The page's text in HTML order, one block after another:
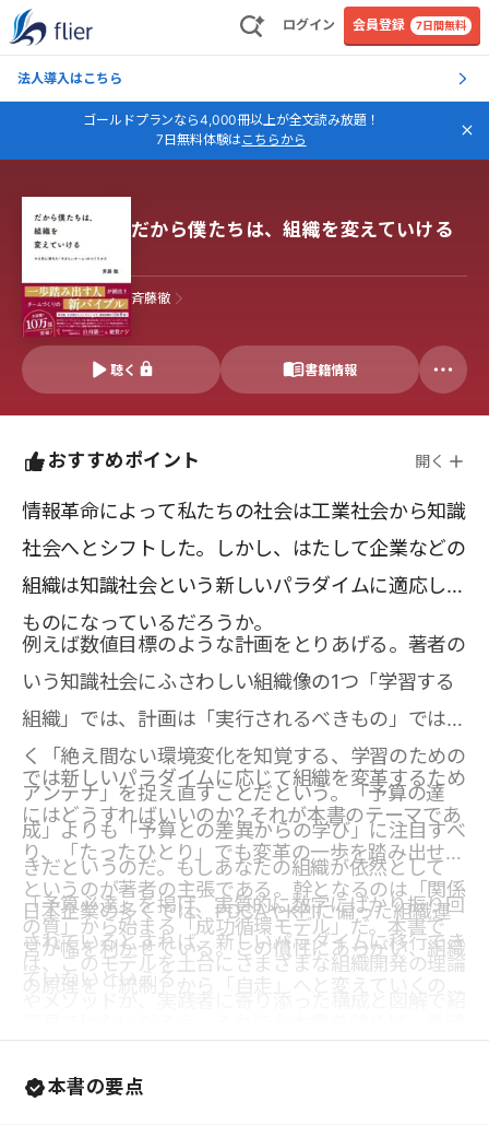
ログイン 会員登録 7日間無料
法人導入はこちら
ゴールドプランなら4,000冊以上が全文読み放題！
7日無料体験はこちらから
だから僕たちは、組織を変えていける
斉藤徹
聴く 書籍情報
おすすめポイント 開く
情報革命によって私たちの社会は工業社会から知識
社会へとシフトした。しかし、はたして企業などの
組織は知識社会という新しいパラダイムに適応した
ものになっているだろうか。
例えば数値目標のような計画をとりあげる。著者の
いう知識社会にふさわしい組織像の1つ「学習する
組織」では、計画は「実行されるべきもの」ではな
く「絶え間ない環境変化を知覚する、学習のための
アンテナ」を捉え直すことだという。「予算の達
成」よりも「予算との差異からの学び」に注目すべ
きだというのだ。もしあなたの組織が依然として
「予算必達」を掲げ、実質的に数字にばかり振り回
されているとすれば、新しいパラダイムに移行でき
ていないといえる。
では新しいパラダイムに応じて組織を変革するため
にはどうすればいいのか? それが本書のテーマであ
り、「たったひとり」でも変革の一歩を踏み出せる
というのが著者の主張である。幹となるのは「関係
の質」から始まる「成功循環モデル」だ。本書で
は、このモデルを土台にさまざまな組織開発の理論
介されていく。そこには、志ある人にひとつでも多
くの武器を与えたいという著者の熱量が感じられ
日本企業の多くでは、PDCAやKPIに偏った組織運
営が幅を利かせている。この慣性にあらがい、組織
の原理を「統制」から「自走」へと変えていくのは
み出せるはずだ。
本書の要点